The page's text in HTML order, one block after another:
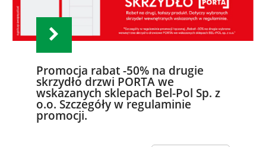
Promocja rabat -50% na drugie
skrzydło drzwi PORTA we
wskazanych sklepach Bel-Pol Sp. z
o.o. Szczegóły w regulaminie
promocji.